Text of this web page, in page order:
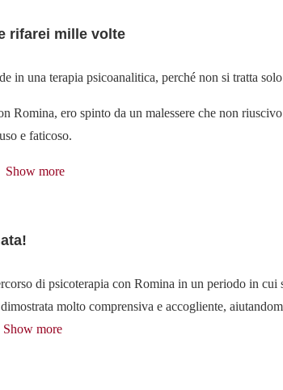
rifarei mille volte
in una terapia psicoanalitica, perché non si tratta
Romina, ero spinto da un malessere che non
e faticoso.
Show more
di psicoterapia con Romina in un periodo in
molto comprensiva e accogliente,
Show more